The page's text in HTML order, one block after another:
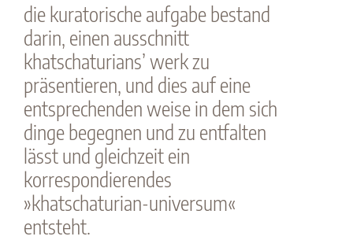
die kuratorische aufgabe bestand
darin, einen ausschnitt
khatschaturians’ werk zu
präsentieren, und dies auf eine
entsprechenden weise in dem sich
dinge begegnen und zu entfalten
lässt und gleichzeit ein
korrespondierendes
»khatschaturian-universum«
entsteht.